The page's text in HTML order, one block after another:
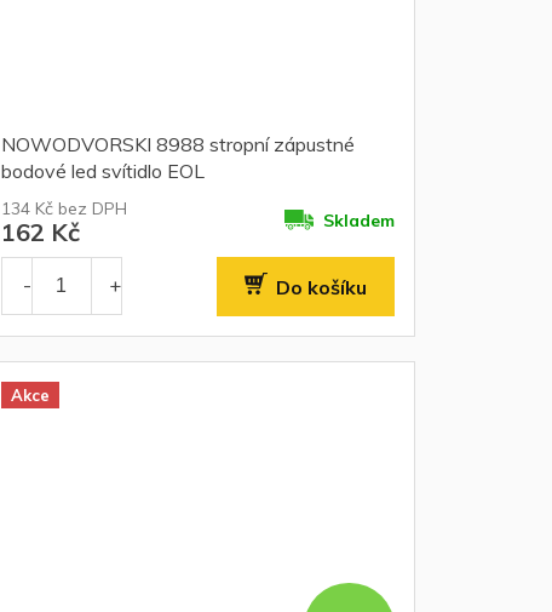
NOWODVORSKI 8988 stropní zápustné
bodové led svítidlo EOL
134 Kč bez DPH
162 Kč Skladem
Do košíku
Akce